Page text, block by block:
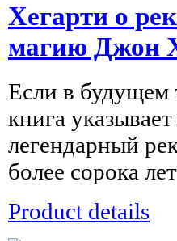
Хегарти о
магию Джон
Если в будущем
книга
легендарный
более сорока
Product details